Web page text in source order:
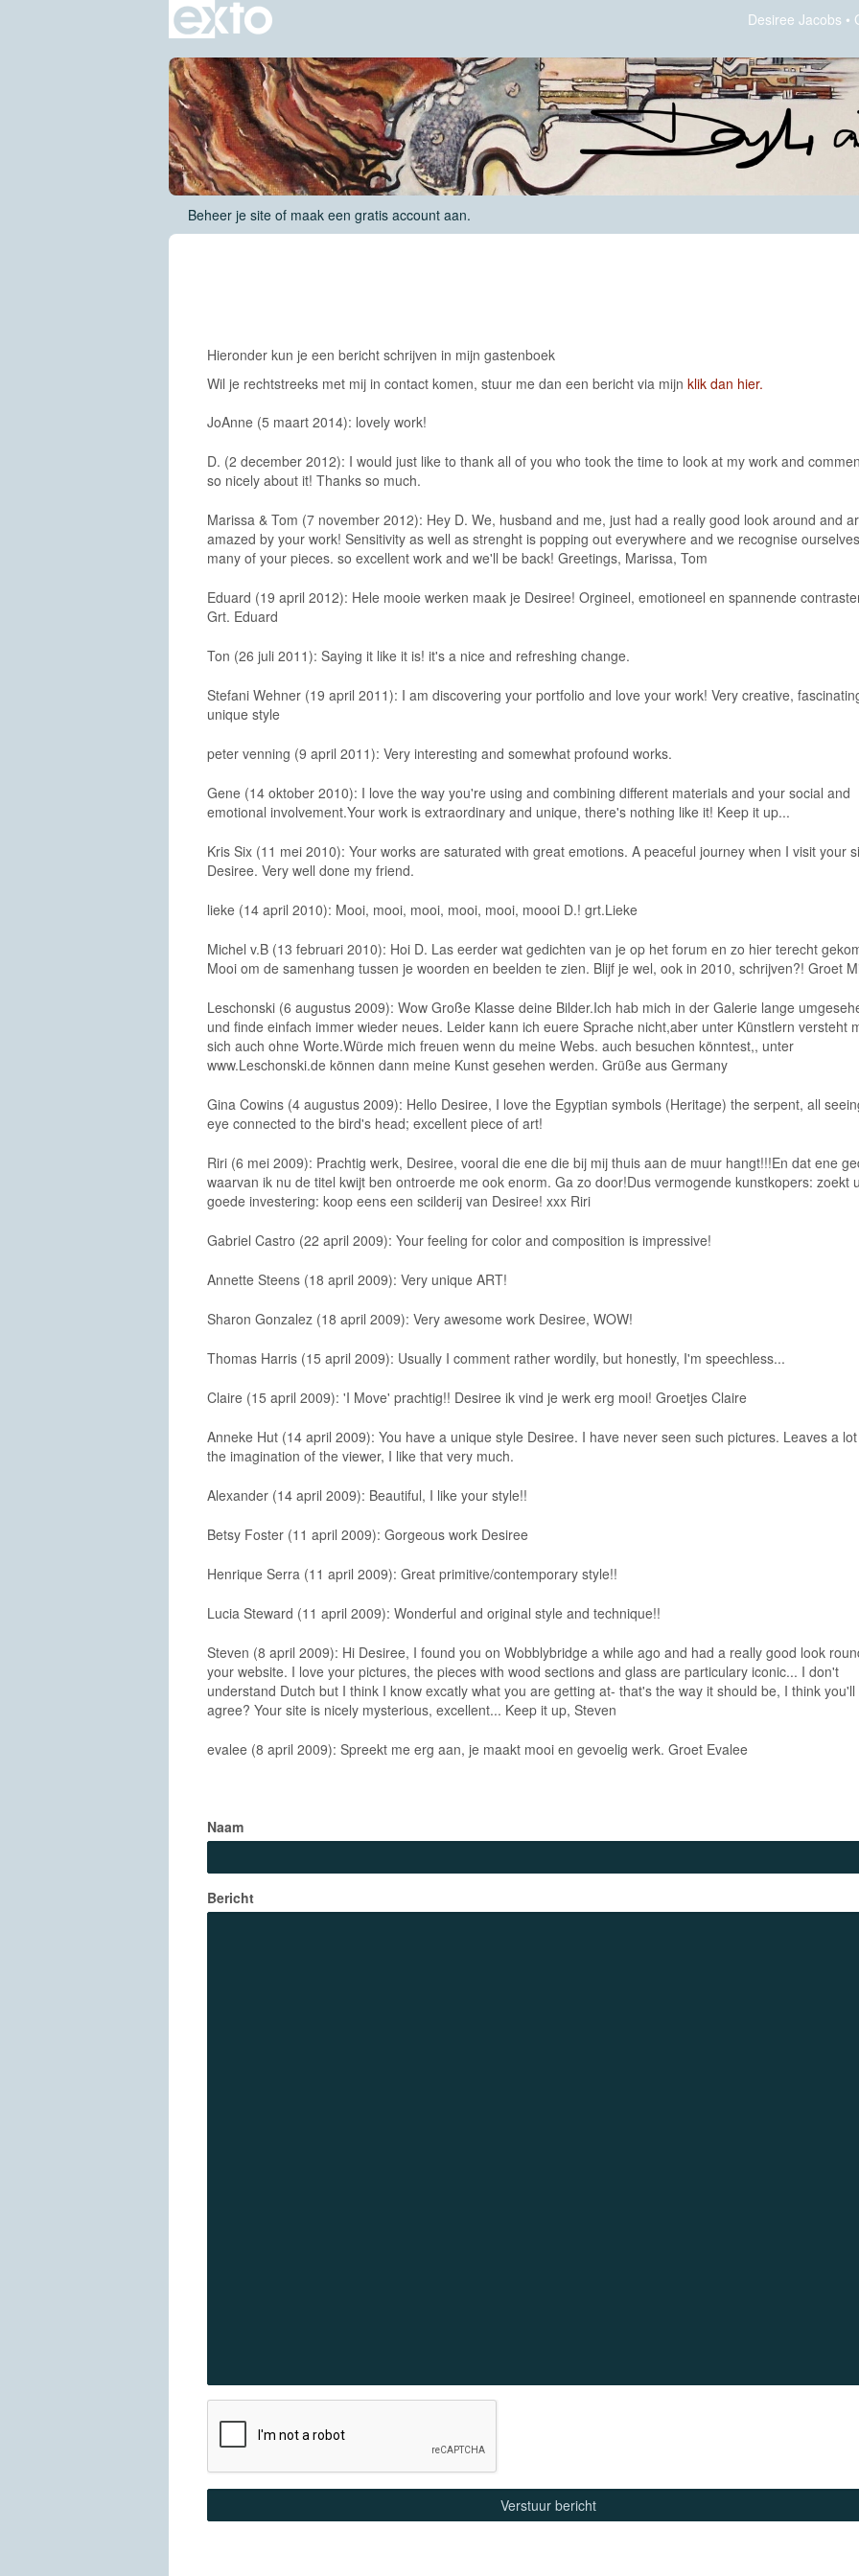
Desiree Jacobs
Beheer je site of maak een gratis account aan.
Hieronder kun je een bericht schrijven in mijn gastenboek
Wil je rechtstreeks met mij in contact komen, stuur me dan een bericht via mijn klik dan hier.
JoAnne (5 maart 2014): lovely work!
D. (2 december 2012): I would just like to thank all of you who took the time to look at my work and
so nicely about it! Thanks so much.
Marissa & Tom (7 november 2012): Hey D. We, husband and me, just had a really good look around and
amazed by your work! Sensitivity as well as strenght is popping out everywhere and we recognise
many of your pieces. so excellent work and we'll be back! Greetings, Marissa, Tom
Eduard (19 april 2012): Hele mooie werken maak je Desiree! Orgineel, emotioneel en spannende
Grt. Eduard
Ton (26 juli 2011): Saying it like it is! it's a nice and refreshing change.
Stefani Wehner (19 april 2011): I am discovering your portfolio and love your work! Very creative,
unique style
peter venning (9 april 2011): Very interesting and somewhat profound works.
Gene (14 oktober 2010): I love the way you're using and combining different materials and your social and
emotional involvement.Your work is extraordinary and unique, there's nothing like it! Keep it up...
Kris Six (11 mei 2010): Your works are saturated with great emotions. A peaceful journey when I visit your
Desiree. Very well done my friend.
lieke (14 april 2010): Mooi, mooi, mooi, mooi, mooi, moooi D.! grt.Lieke
Michel v.B (13 februari 2010): Hoi D. Las eerder wat gedichten van je op het forum en zo hier terecht
Mooi om de samenhang tussen je woorden en beelden te zien. Blijf je wel, ook in 2010, schrijven?! Groet
Leschonski (6 augustus 2009): Wow Große Klasse deine Bilder.Ich hab mich in der Galerie lange
und finde einfach immer wieder neues. Leider kann ich euere Sprache nicht,aber unter Künstlern versteht
sich auch ohne Worte.Würde mich freuen wenn du meine Webs. auch besuchen könntest,, unter
www.Leschonski.de können dann meine Kunst gesehen werden. Grüße aus Germany
Gina Cowins (4 augustus 2009): Hello Desiree, I love the Egyptian symbols (Heritage) the serpent, all
eye connected to the bird's head; excellent piece of art!
Riri (6 mei 2009): Prachtig werk, Desiree, vooral die ene die bij mij thuis aan de muur hangt!!!En dat ene
waarvan ik nu de titel kwijt ben ontroerde me ook enorm. Ga zo door!Dus vermogende kunstkopers: zoekt
goede investering: koop eens een scilderij van Desiree! xxx Riri
Gabriel Castro (22 april 2009): Your feeling for color and composition is impressive!
Annette Steens (18 april 2009): Very unique ART!
Sharon Gonzalez (18 april 2009): Very awesome work Desiree, WOW!
Thomas Harris (15 april 2009): Usually I comment rather wordily, but honestly, I'm speechless...
Claire (15 april 2009): 'I Move' prachtig!! Desiree ik vind je werk erg mooi! Groetjes Claire
Anneke Hut (14 april 2009): You have a unique style Desiree. I have never seen such pictures. Leaves a
the imagination of the viewer, I like that very much.
Alexander (14 april 2009): Beautiful, I like your style!!
Betsy Foster (11 april 2009): Gorgeous work Desiree
Henrique Serra (11 april 2009): Great primitive/contemporary style!!
Lucia Steward (11 april 2009): Wonderful and original style and technique!!
Steven (8 april 2009): Hi Desiree, I found you on Wobblybridge a while ago and had a really good look
your website. I love your pictures, the pieces with wood sections and glass are particulary iconic... I don't
understand Dutch but I think I know excatly what you are getting at- that's the way it should be, I think you'll
agree? Your site is nicely mysterious, excellent... Keep it up, Steven
evalee (8 april 2009): Spreekt me erg aan, je maakt mooi en gevoelig werk. Groet Evalee
Naam
Bericht